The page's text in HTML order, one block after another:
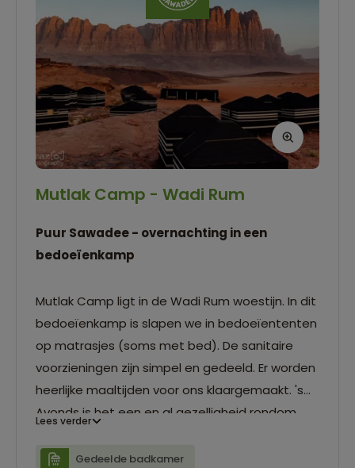
Mutlak Camp - Wadi Rum
Puur Sawadee - overnachting in een
bedoeïenkamp
Mutlak Camp ligt in de Wadi Rum woestijn. In dit
bedoeïenkamp is slapen we in bedoeïententen
op matrasjes (soms met bed). De sanitaire
voorzieningen zijn simpel en gedeeld. Er worden
heerlijke maaltijden voor ons klaargemaakt. 's
Avonds is het een en al gezelligheid rondom
onvergetelijke ervaring!
Lees verder
Gedeelde badkamer